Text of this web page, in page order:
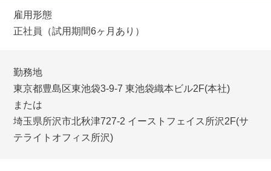
雇用形態
正社員（試用期間6ヶ月あり）
勤務地
東京都豊島区東池袋3-9-7 東池袋織本ビル2F(本社)
または
埼玉県所沢市北秋津727-2 イーストフェイス所沢2F(サ
テライトオフィス所沢)